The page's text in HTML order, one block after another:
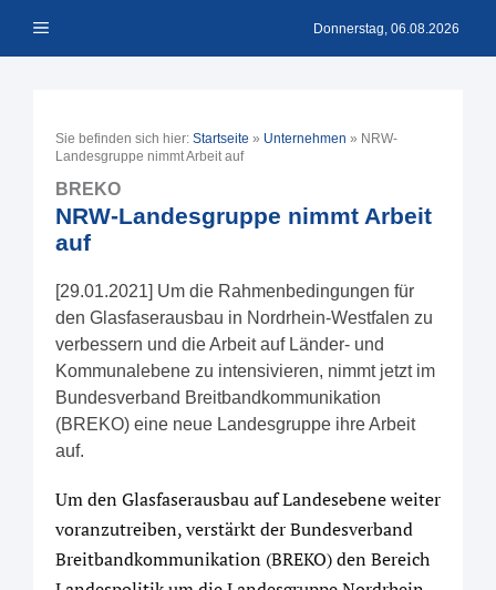
Inhalt Menü Donnerstag, 06.08.2026
Sie befinden sich hier: Startseite » Unternehmen » NRW-
Landesgruppe nimmt Arbeit auf
BREKO
NRW-Landesgruppe nimmt Arbeit
auf
[29.01.2021] Um die Rahmenbedingungen für
den Glasfaserausbau in Nordrhein-Westfalen zu
verbessern und die Arbeit auf Länder- und
Kommunalebene zu intensivieren, nimmt jetzt im
Bundesverband Breitbandkommunikation
(BREKO) eine neue Landesgruppe ihre Arbeit
auf.
Um den Glasfaserausbau auf Landesebene weiter
voranzutreiben, verstärkt der Bundesverband
Breitbandkommunikation (BREKO) den Bereich